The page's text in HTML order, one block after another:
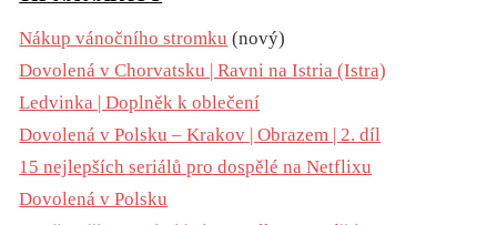
Nákup vánočního stromku (nový)
Dovolená v Chorvatsku | Ravni na Istria (Istra)
Ledvinka | Doplněk k oblečení
Dovolená v Polsku – Krakov | Obrazem | 2. díl
15 nejlepších seriálů pro dospělé na Netflixu
Dovolená v Polsku